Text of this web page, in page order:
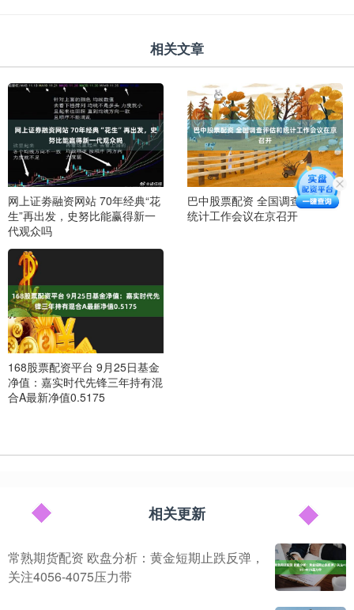
相关文章
网上证劵融资网站 70年经典“花
生”再出发，史努比能赢得新一
代观众吗
巴中股票配资 全国调查评估和
统计工作会议在京召开
168股票配资平台 9月25日基金
净值：嘉实时代先锋三年持有混
合A最新净值0.5175
相关更新
常熟期货配资 欧盘分析：黄金短期止跌反弹，
关注4056-4075压力带